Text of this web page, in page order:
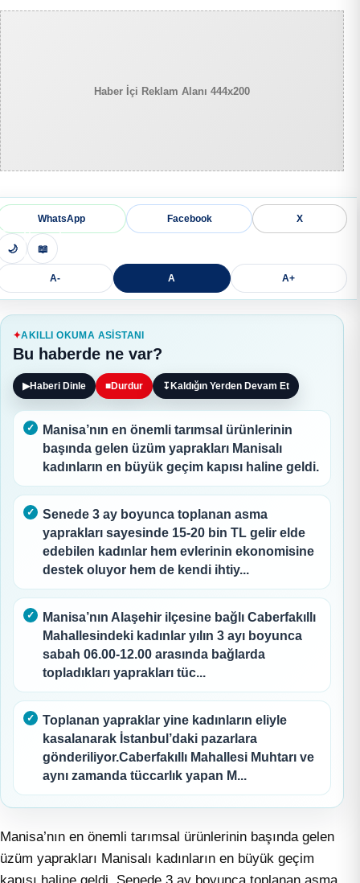
Haber İçi Reklam Alanı 444x200
WhatsApp Facebook X
🌙 📖
A- A A+
AKILLI OKUMA ASISTANI
Bu haberde ne var?
▶Haberi Dinle ■Durdur ↧ Kaldığın Yerden Devam Et
Manisa’nın en önemli tarımsal ürünlerinin
başında gelen üzüm yaprakları Manisalı
kadınların en büyük geçim kapısı haline geldi.
Senede 3 ay boyunca toplanan asma
yaprakları sayesinde 15-20 bin TL gelir elde
edebilen kadınlar hem evlerinin ekonomisine
destek oluyor hem de kendi ihtiy...
Manisa’nın Alaşehir ilçesine bağlı Caberfakıllı
Mahallesindeki kadınlar yılın 3 ayı boyunca
sabah 06.00-12.00 arasında bağlarda
topladıkları yaprakları tüc...
Toplanan yapraklar yine kadınların eliyle
kasalanarak İstanbul’daki pazarlara
gönderiliyor.Caberfakıllı Mahallesi Muhtarı ve
aynı zamanda tüccarlık yapan M...
Manisa’nın en önemli tarımsal ürünlerinin başında gelen
üzüm yaprakları Manisalı kadınların en büyük geçim
kapısı haline geldi. Senede 3 ay boyunca toplanan asma